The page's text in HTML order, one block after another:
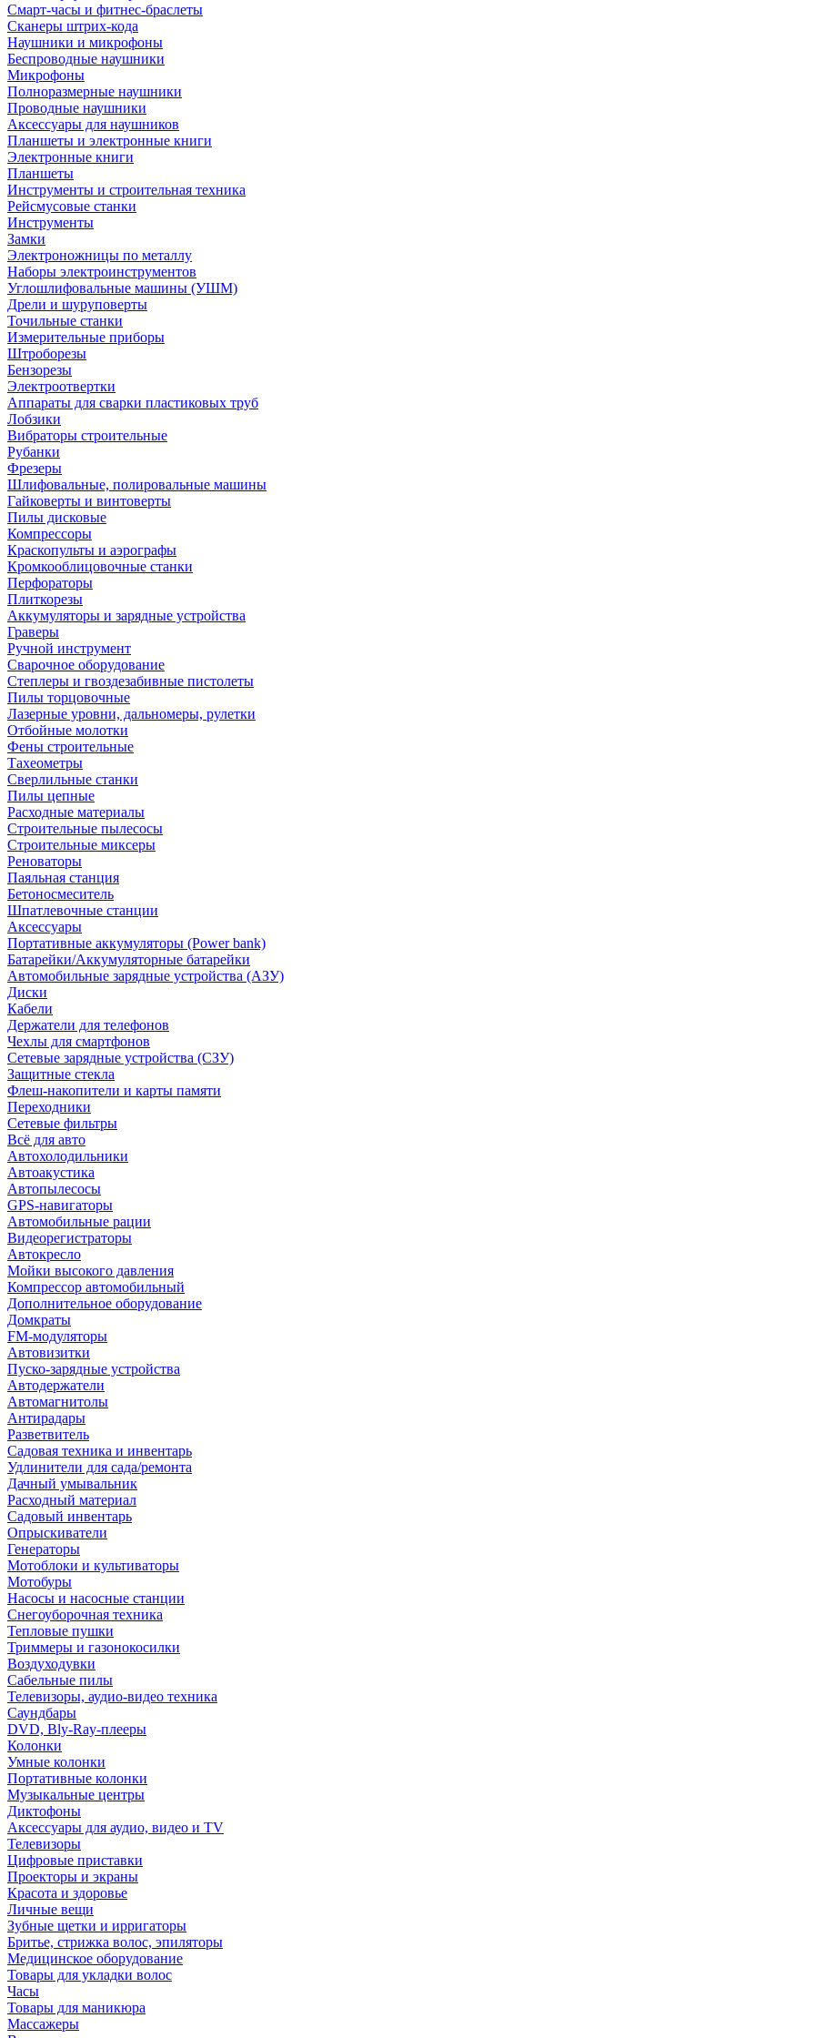
Смарт-часы и фитнес-браслеты
Сканеры штрих-кода
Наушники и микрофоны
Беспроводные наушники
Микрофоны
Полноразмерные наушники
Проводные наушники
Аксессуары для наушников
Планшеты и электронные книги
Электронные книги
Планшеты
Инструменты и строительная техника
Рейсмусовые станки
Инструменты
Замки
Электроножницы по металлу
Наборы электроинструментов
Углошлифовальные машины (УШМ)
Дрели и шуруповерты
Точильные станки
Измерительные приборы
Штроборезы
Бензорезы
Электроотвертки
Аппараты для сварки пластиковых труб
Лобзики
Вибраторы строительные
Рубанки
Фрезеры
Шлифовальные, полировальные машины
Гайковерты и винтоверты
Пилы дисковые
Компрессоры
Краскопульты и аэрографы
Кромкооблицовочные станки
Перфораторы
Плиткорезы
Аккумуляторы и зарядные устройства
Граверы
Ручной инструмент
Сварочное оборудование
Степлеры и гвоздезабивные пистолеты
Пилы торцовочные
Лазерные уровни, дальномеры, рулетки
Отбойные молотки
Фены строительные
Тахеометры
Сверлильные станки
Пилы цепные
Расходные материалы
Строительные пылесосы
Строительные миксеры
Реноваторы
Паяльная станция
Бетоносмеситель
Шпатлевочные станции
Аксессуары
Портативные аккумуляторы (Power bank)
Батарейки/Аккумуляторные батарейки
Автомобильные зарядные устройства (АЗУ)
Диски
Кабели
Держатели для телефонов
Чехлы для смартфонов
Сетевые зарядные устройства (СЗУ)
Защитные стекла
Флеш-накопители и карты памяти
Переходники
Сетевые фильтры
Всё для авто
Автохолодильники
Автоакустика
Автопылесосы
GPS-навигаторы
Автомобильные рации
Видеорегистраторы
Автокресло
Мойки высокого давления
Компрессор автомобильный
Дополнительное оборудование
Домкраты
FM-модуляторы
Автовизитки
Пуско-зарядные устройства
Автодержатели
Автомагнитолы
Антирадары
Разветвитель
Садовая техника и инвентарь
Удлинители для сада/ремонта
Дачный умывальник
Расходный материал
Садовый инвентарь
Опрыскиватели
Генераторы
Мотоблоки и культиваторы
Мотобуры
Насосы и насосные станции
Снегоуборочная техника
Тепловые пушки
Триммеры и газонокосилки
Воздуходувки
Сабельные пилы
Телевизоры, аудио-видео техника
Саундбары
DVD, Bly-Ray-плееры
Колонки
Умные колонки
Портативные колонки
Музыкальные центры
Диктофоны
Аксессуары для аудио, видео и TV
Телевизоры
Цифровые приставки
Проекторы и экраны
Красота и здоровье
Личные вещи
Зубные щетки и ирригаторы
Бритье, стрижка волос, эпиляторы
Медицинское оборудование
Товары для укладки волос
Часы
Товары для маникюра
Массажеры